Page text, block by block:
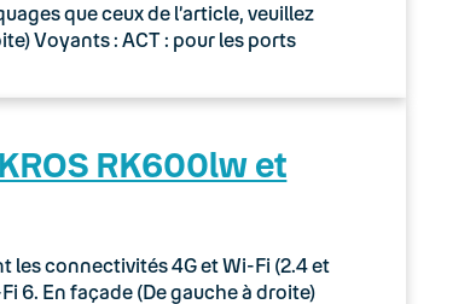
que ceux de l’article, veuillez
Voyants : ACT : pour les ports
RK600lw et
les connectivités 4G et Wi-Fi (2.4 et
6. En façade (De gauche à droite)